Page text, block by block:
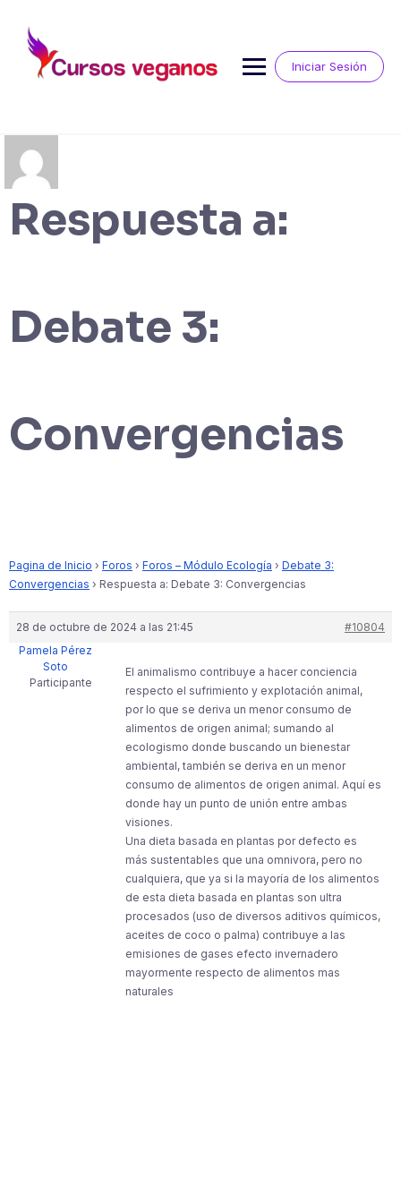
contenido
Iniciar Sesión
Respuesta a:
Debate 3:
Convergencias
Pagina de Inicio › Foros › Foros – Módulo Ecología › Debate 3:
Convergencias › Respuesta a: Debate 3: Convergencias
28 de octubre de 2024 a las 21:45
#10804
Pamela Pérez
Soto
Participante
El animalismo contribuye a hacer conciencia
respecto el sufrimiento y explotación animal,
por lo que se deriva un menor consumo de
alimentos de origen animal; sumando al
ecologismo donde buscando un bienestar
ambiental, también se deriva en un menor
consumo de alimentos de origen animal. Aquí es
donde hay un punto de unión entre ambas
visiones.
Una dieta basada en plantas por defecto es
más sustentables que una omnivora, pero no
cualquiera, que ya si la mayoría de los alimentos
de esta dieta basada en plantas son ultra
procesados (uso de diversos aditivos químicos,
aceites de coco o palma) contribuye a las
emisiones de gases efecto invernadero
mayormente respecto de alimentos mas
naturales